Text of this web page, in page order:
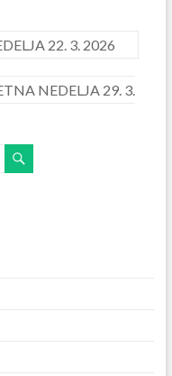
22. 3. 2026
NEDELJA 29. 3.